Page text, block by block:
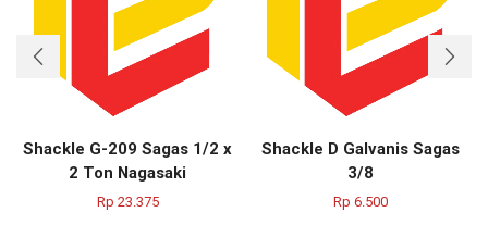
Shackle G-209 Sagas 1/2 x
2 Ton Nagasaki
Rp 23.375
Shackle D Galvanis Sagas
3/8
Rp 6.500